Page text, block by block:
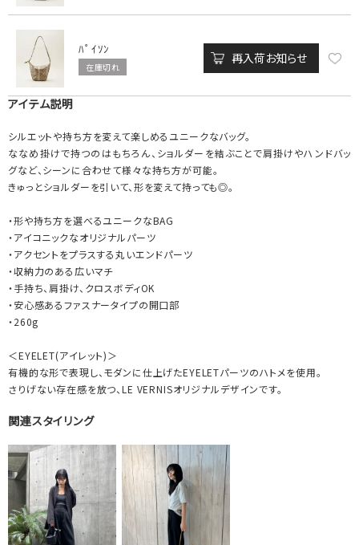
ﾊﾟｲｿﾝ
在庫切れ
再入荷お知らせ
アイテム説明
シルエットや持ち方を変えて楽しめるユニークなバッグ。
ななめ掛けで持つのはもちろん、ショルダーを結ぶことで肩掛けやハンドバッ
グなど、シーンに合わせて様々な持ち方が可能。
きゅっとショルダーを引いて、形を変えて持っても◎。
・形や持ち方を選べるユニークなBAG
・アイコニックなオリジナルパーツ
・アクセントをプラスする丸いエンドパーツ
・収納力のある広いマチ
・手持ち、肩掛け、クロスボディOK
・安心感あるファスナータイプの開口部
・260g
＜EYELET(アイレット)＞
有機的な形で表現し、モダンに仕上げたEYELETパーツのハトメを使用。
さりげない存在感を放つ、LE VERNISオリジナルデザインです。
関連スタイリング